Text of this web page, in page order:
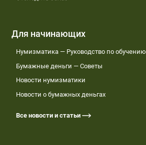
Для начинающих
Нумизматика — Руководство по обучению
Бумажные деньги — Советы
Новости нумизматики
Новости о бумажных деньгах
Все новости и статьи